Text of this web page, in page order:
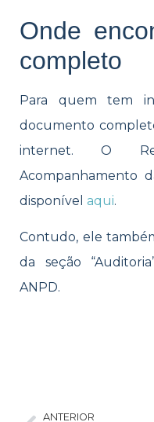
Onde
completo
Para quem tem
documento
internet. O
Acompanhamento
disponível aqui.
Contudo, ele
da seção
ANPD.
ANTERIOR